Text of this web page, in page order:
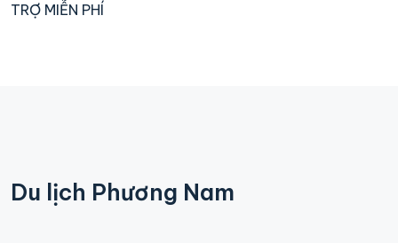
TRỢ MIỄN PHÍ
Du lịch Phương Nam